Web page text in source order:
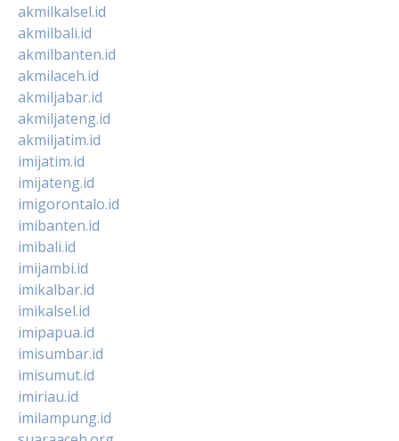
akmilkalsel.id
akmilbali.id
akmilbanten.id
akmilaceh.id
akmiljabar.id
akmiljateng.id
akmiljatim.id
imijatim.id
imijateng.id
imigorontalo.id
imibanten.id
imibali.id
imijambi.id
imikalbar.id
imikalsel.id
imipapua.id
imisumbar.id
imisumut.id
imiriau.id
imilampung.id